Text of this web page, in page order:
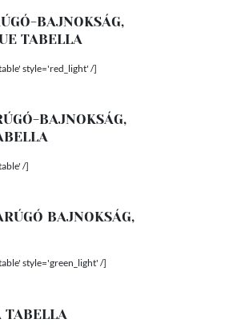
BAJNOKSÁG,
TABELLA
style='red_light' /]
BAJNOKSÁG,
/]
BAJNOKSÁG,
style='green_light' /]
TABELLA